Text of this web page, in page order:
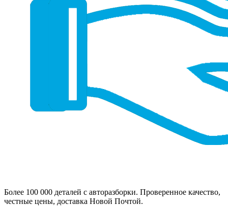
Более 100 000 деталей с авторазборки. Проверенное качество,
честные цены, доставка Новой Почтой.